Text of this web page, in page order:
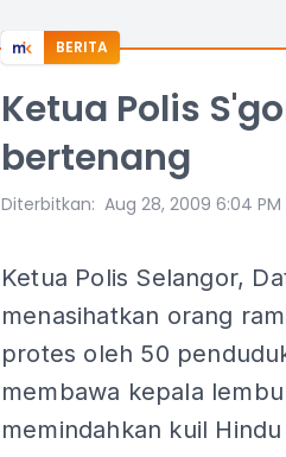
BERITA
Ketua Polis
bertenang
Diterbitkan: Aug 28, 2009 6:04 PM
Ketua Polis Selangor,
menasihatkan orang
protes oleh 50
membawa kepala
memindahkan kuil